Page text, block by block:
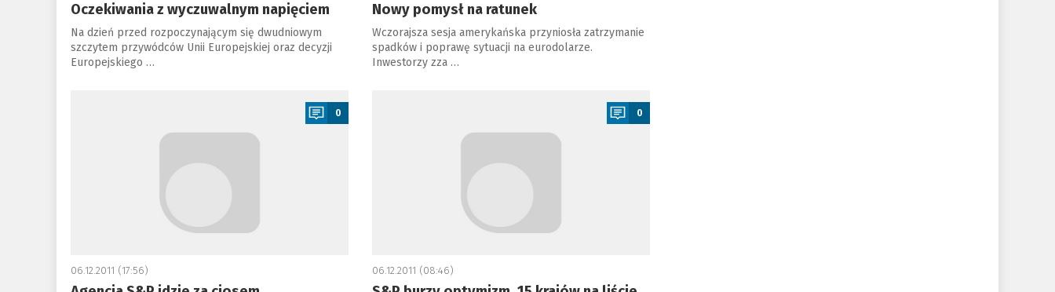
Oczekiwania z wyczuwalnym napięciem
Na dzień przed rozpoczynającym się dwudniowym
szczytem przywódców Unii Europejskiej oraz decyzji
Europejskiego …
Nowy pomysł na ratunek
Wczorajsza sesja amerykańska przyniosła zatrzymanie
spadków i poprawę sytuacji na eurodolarze.
Inwestorzy zza …
0
06.12.2011 (17:56)
0
06.12.2011 (08:46)